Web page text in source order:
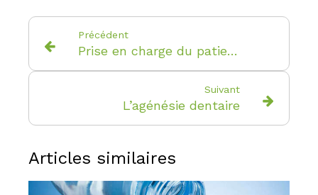
Précédent
Prise en charge du patient diabétique
Suivant
L’agénésie dentaire
Articles similaires